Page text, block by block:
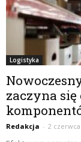
Logistyka
zaczyna
Redakcja - 2 czerwca